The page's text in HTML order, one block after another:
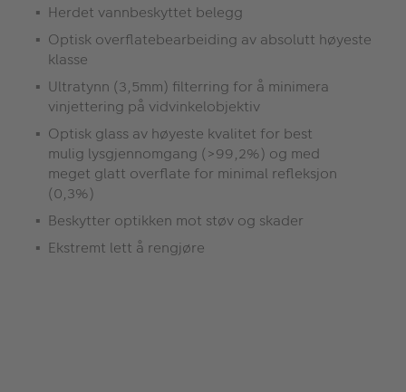
Herdet vannbeskyttet belegg
Optisk overflatebearbeiding av absolutt høyeste
klasse
Ultratynn (3,5mm) filterring for å minimera
vinjettering på vidvinkelobjektiv
Optisk glass av høyeste kvalitet for best
mulig lysgjennomgang (>99,2%) og med
meget glatt overflate for minimal refleksjon
(0,3%)
Beskytter optikken mot støv og skader
Ekstremt lett å rengjøre